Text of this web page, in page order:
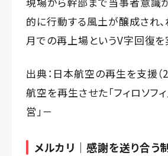
的に行動する風土が醸成され
月での再上場というV字回復を
出典： 日本航空の再生を支援（
航空を再生させた「フィロソフィ
営」－
メルカリ｜感謝を送り合う